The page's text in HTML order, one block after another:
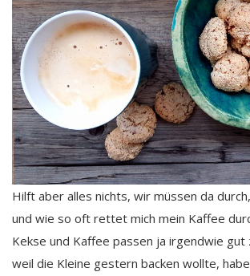
Hilft aber alles nichts, wir müssen da
und wie so oft rettet mich mein Kaffee
Kekse und Kaffee passen ja irgendwie gut
weil die Kleine gestern backen wollte,